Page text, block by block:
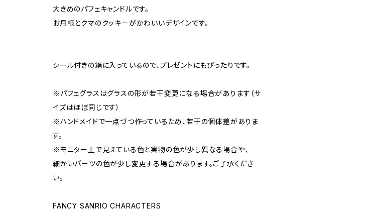
大きめのパフェキャンドルです。
お月様とクマのクッキーがかわいいデザインです。
シール付きの箱に入っているので、プレゼントにもぴったりです。
※パフェグラスはグラスの形が若干変更になる場合があります（サ
イズはほぼ同じです）
※ハンドメイドで一点づつ作っているため、若干の個体差がありま
す。
※モニター上で見えている色と実物の色が少し異なる場合や、
細かいパーツの色が少し変更する場合があります。ご了承くださ
い。
FANCY SANRIO CHARACTERS